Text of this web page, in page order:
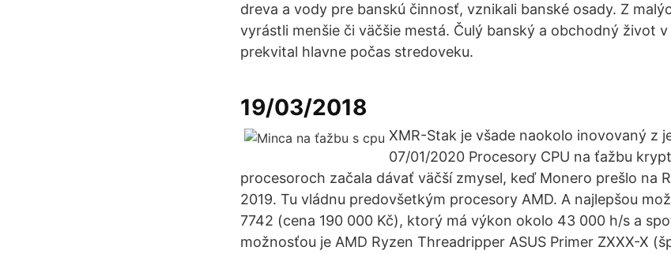
dreva a vody pre banskú činnosť, vznikali banské osady. Z
vyrástli menšie či väčšie mestá. Čulý banský a obchodný život
prekvital hlavne počas stredoveku.
19/03/2018
XMR-Stak je všade naokolo inovovaný z
07/01/2020 Procesory CPU na ťažbu
procesoroch začala dávať väčší zmysel, keď Monero prešlo na
2019. Tu vládnu predovšetkým procesory AMD. A najlepšou
7742 (cena 190 000 Kč), ktorý má výkon okolo 43 000 h/s a
možnosťou je AMD Ryzen Threadripper ASUS Primer ZXXX-X